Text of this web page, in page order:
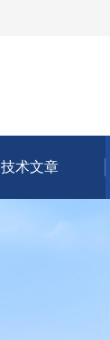
技术文章